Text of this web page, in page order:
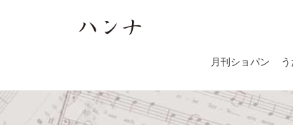
月刊ショパン